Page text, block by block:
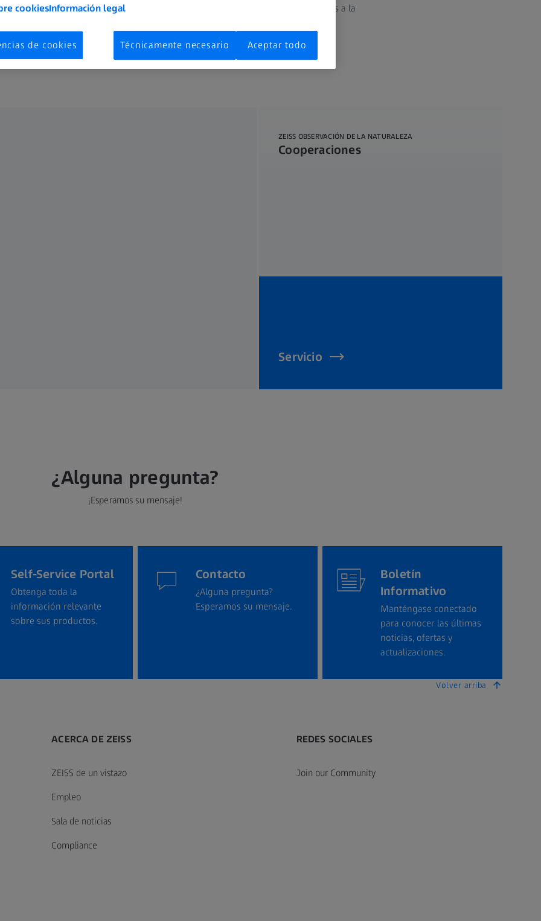
varios de estos pájaros impresionantes a través de los binoculares, gracias a la
equipo adecuado, es un momento único e inolvidable.
ZEISS OBSERVACIÓN DE LA NATURALEZA
Cooperaciones
Servicio
¿Alguna pregunta?
¡Esperamos su mensaje!
Self-Service Portal
Obtenga toda la
información relevante
sobre sus productos.
Contacto
¿Alguna pregunta?
Esperamos su mensaje.
Boletín
Informativo
Manténgase conectado
para conocer las últimas
noticias, ofertas y
actualizaciones.
Volver arriba
ACERCA DE ZEISS
ZEISS de un vistazo
Empleo
Sala de noticias
Compliance
REDES SOCIALES
Join our Community
cookiesInformación legal
de cookies Técnicamente necesario Aceptar todo